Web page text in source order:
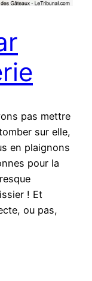
pas mettre
sur elle,
en plaignons
pour la
! Et
ou pas,